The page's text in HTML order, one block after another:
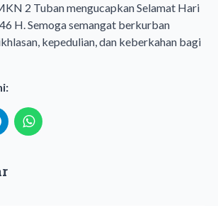
2 Tuban mengucapkan Selamat Hari
H. Semoga semangat berkurban
kepedulian, dan keberkahan bagi